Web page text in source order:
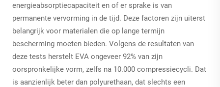
energieabsorptiecapaciteit en of er sprake is van
permanente vervorming in de tijd. Deze factoren zijn uiterst
belangrijk voor materialen die op lange termijn
bescherming moeten bieden. Volgens de resultaten van
deze tests herstelt EVA ongeveer 92% van zijn
oorspronkelijke vorm, zelfs na 10.000 compressiecycli. Dat
is aanzienlijk beter dan polyurethaan, dat slechts een